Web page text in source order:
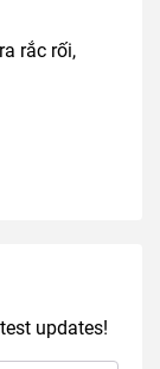
rắc rối,
updates!